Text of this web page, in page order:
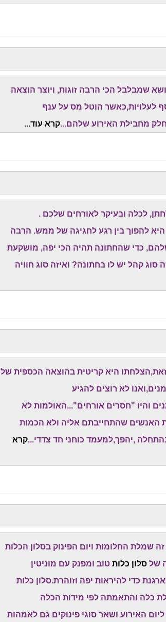
שמבלבל הכי הרבה זוגות, ויוצר הוצאה
לעלויות,כאשר הוטל מס על ענף
מחבילת האירוע שלהם...קרא עוד...
לכלה ובעיקר לאורחים שלכם .
להפוך בין רגע לחגיגה של ממש. הרבה
כדי שהחתונה תהיה הכי יפה, מושקעת
קהל יש לו בחתונה? ואיזה סוג חוויה
זאת,הצלחתו היא קריטית בהוצאה הכספית של
לא רוצים להגיע
והיו "חסרים אורחים"...האולמות לא
האנשים שהתחייבתם אליה ולא הכמות
,יהפך,למעמד כוחני חד צדדי...קרא
שמלת החלומות ויום הפינוק בסלון הכלות
של סלון כלות טוב ומפנק עם מוניטין
כדי להיראות יפה וזוהרת.סלון כלות
כלה והתאמתה לפי מידות הכלה
האירוע ושאר סוגי פינוקים גם לאמהות